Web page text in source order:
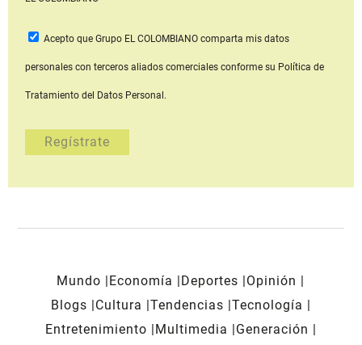
Acepto que Grupo EL COLOMBIANOcomparta mis datos
personales con terceros aliados comerciales conforme su Política de
Tratamiento del Datos Personal.
Mundo Economía Deportes
Opinión
Blogs
Cultura Tendencias Tecnología
Entretenimiento
Multimedia
Generación